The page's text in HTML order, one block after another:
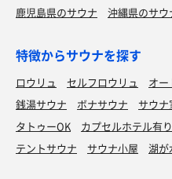
鹿児島県のサウナ
沖縄県のサウ
特徴からサウナを探す
ロウリュ セルフロウリュ オー
銭湯サウナ
ボナサウナ サウナ
タトゥーOK
カプセルホテル有り
テントサウナ
サウナ小屋 湖が